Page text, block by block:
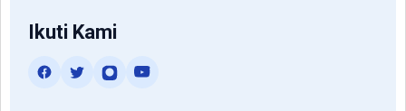
Ikuti Kami